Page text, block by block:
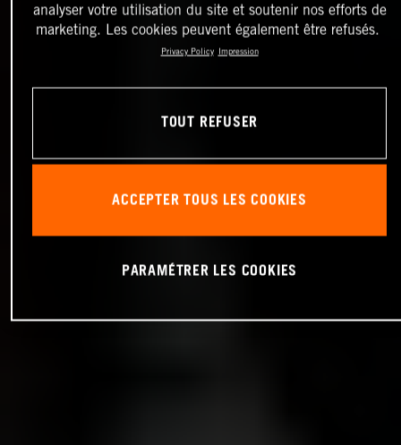
analyser votre utilisation du site et soutenir nos efforts de
marketing. Les cookies peuvent également être refusés.
Privacy Policy Impression
TOUT REFUSER
ACCEPTER TOUS LES COOKIES
PARAMÉTRER LES COOKIES